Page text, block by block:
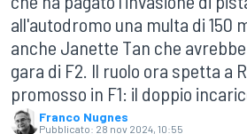
all'autodromo una multa di 150
anche Janette Tan che
gara di F2. Il ruolo ora spetta a
promosso in F1: il doppio
Franco Nugnes
Pubblicato: 28 nov 2024, 10:55